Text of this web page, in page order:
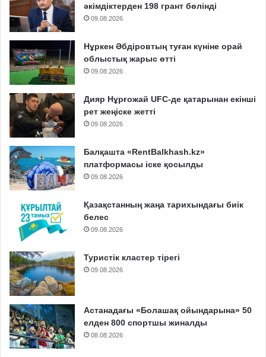
әкімдіктерден 198 грант бөлінді
09.08.2026
Нұркен Әбдіровтың туған күніне орай
облыстық жарыс өтті
09.08.2026
Дияр Нұрғожай UFC-де қатарынан екінші
рет жеңіске жетті
09.08.2026
Балқашта «RentBalkhash.kz»
платформасы іске қосылды
09.08.2026
Қазақстанның жаңа тарихындағы биік
белес
09.08.2026
Туристік кластер тірегі
09.08.2026
Астанадағы «Болашақ ойындарына» 50
елден 800 спортшы жиналды
08.08.2026